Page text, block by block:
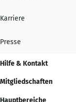
Karriere
Presse
Hilfe & Kontakt
Mitgliedschaften
Hauptbereiche